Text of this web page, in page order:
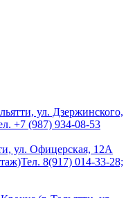
ул. Дзержинского,
+7 (987) 934-08-53
ул. Офицерская, 12А
Тел. 8(917) 014-33-28;